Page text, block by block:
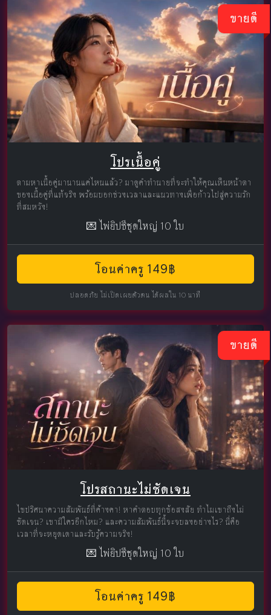
ขายดี
โปรเนื้อคู่
ตามหาเนื้อคู่มานานแค่ไหนแล้ว? มาดูคำทำนายที่จะทำให้คุณเห็นหน้าตา
ของเนื้อคู่ที่แท้จริง พร้อมบอกช่วงเวลาและแนวทางเพื่อก้าวไปสู่ความรัก
ที่สมหวัง!
💌 ไพ่ยิปซีชุดใหญ่ 10 ใบ
โอนค่าครู 149฿
ปลอดภัย ไม่เปิดเผยตัวตน ได้ผลใน 10 นาที
ขายดี
โปรสถานะไม่ชัดเจน
ไขปริศนาความสัมพันธ์ที่ค้างคา! หาคำตอบทุกข้อสงสัย ทำไมเขาถึงไม่
ชัดเจน? เขามีใครอีกไหม? และความสัมพันธ์นี้จะจบลงอย่างไร? นี่คือ
เวลาที่จะหยุดเดาและรับรู้ความจริง!
💌 ไพ่ยิปซีชุดใหญ่ 10 ใบ
โอนค่าครู 149฿